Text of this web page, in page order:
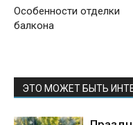
Особенности отделки
балкона
ЭТО МОЖЕТ БЫТЬ